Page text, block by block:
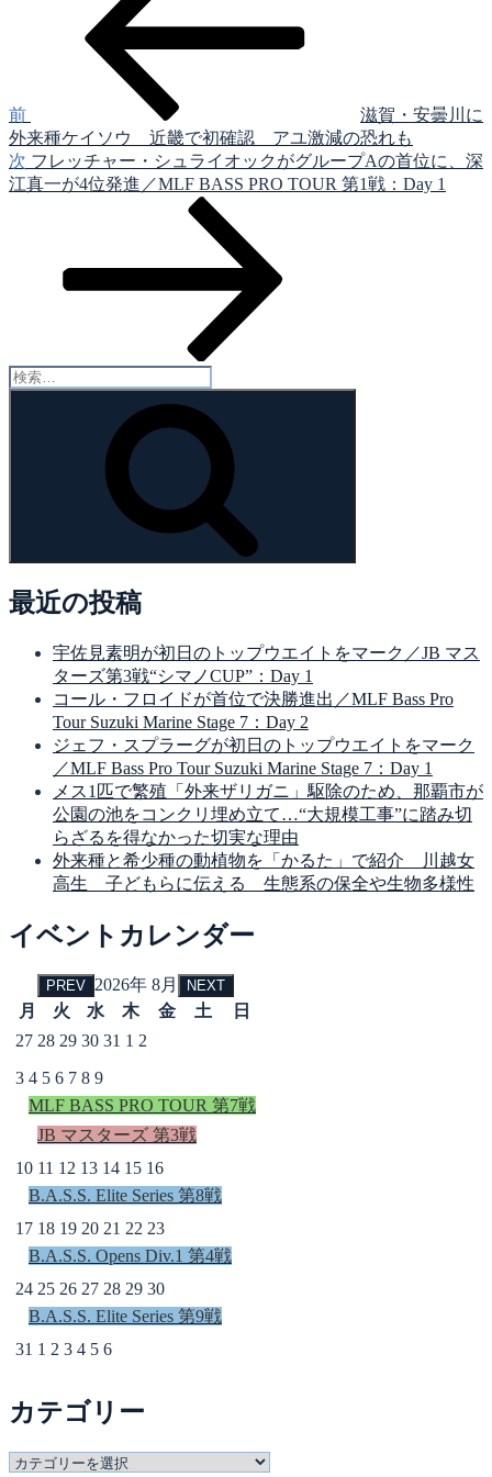
ゲ
ー
シ
前
滋賀・安曇川に
外来種ケイソウ 近畿で初確認 アユ激減の恐れも
次
の
次 フレッチャー・シュライオックがグループAの首位に、深
江真一が4位発進／MLF BASS PRO TOUR 第1戦：Day 1
検
最近の投稿
宇佐見素明が初日のトップウエイトをマーク／JB マス
ターズ第3戦“シマノCUP”：Day 1
コール・フロイドが首位で決勝進出／MLF Bass Pro
Tour Suzuki Marine Stage 7：Day 2
ジェフ・スプラーグが初日のトップウエイトをマーク
／MLF Bass Pro Tour Suzuki Marine Stage 7：Day 1
メス1匹で繁殖「外来ザリガニ」駆除のため、那覇市が
公園の池をコンクリ埋め立て…“大規模工事”に踏み切
らざるを得なかった切実な理由
外来種と希少種の動植物を「かるた」で紹介 川越女
高生 子どもらに伝える 生態系の保全や生物多様性
イベントカレンダー
PREV 2026年 8月 NEXT
月 火 水 木 金 土
日
27 28 29 30 31 1 2
3 4 5 6 7 8 9
MLF BASS PRO TOUR 第7戦
JB マスターズ 第3戦
10 11 12 13 14 15 16
B.A.S.S. Elite Series 第8戦
17 18 19 20 21 22 23
B.A.S.S. Opens Div.1 第4戦
24 25 26 27 28 29 30
B.A.S.S. Elite Series 第9戦
31 1 2 3 4 5 6
カテゴリー
カ